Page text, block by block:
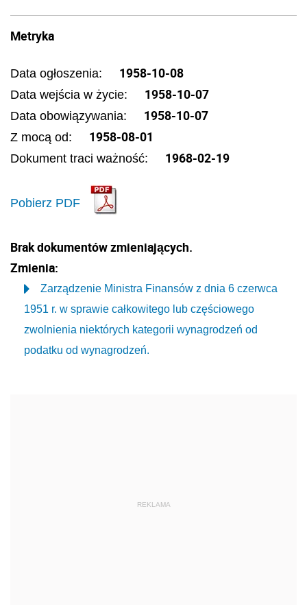
Metryka
Data ogłoszenia: 1958-10-08
Data wejścia w życie: 1958-10-07
Data obowiązywania: 1958-10-07
Z mocą od: 1958-08-01
Dokument traci ważność: 1968-02-19
Pobierz PDF
Brak dokumentów zmieniających.
Zmienia:
Zarządzenie Ministra Finansów z dnia 6 czerwca
1951 r. w sprawie całkowitego lub częściowego
zwolnienia niektórych kategorii wynagrodzeń od
podatku od wynagrodzeń.